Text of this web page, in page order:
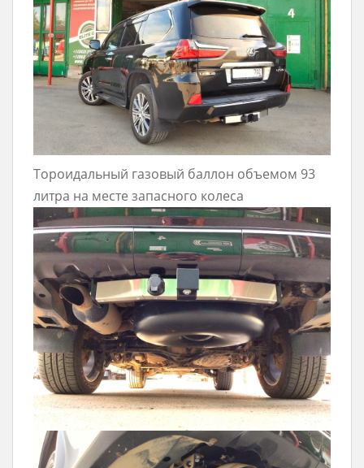
Тороидальный газовый баллон объемом 93
литра на месте запасного колеса